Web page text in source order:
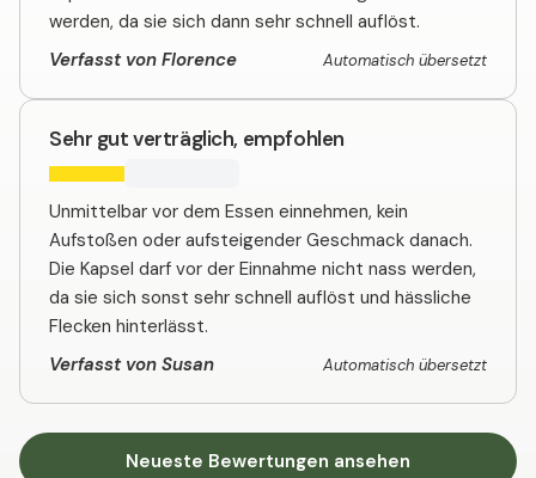
werden, da sie sich dann sehr schnell auflöst.
Verfasst von Florence
Automatisch übersetzt
Sehr gut verträglich, empfohlen
Unmittelbar vor dem Essen einnehmen, kein
Aufstoßen oder aufsteigender Geschmack danach.
Die Kapsel darf vor der Einnahme nicht nass werden,
da sie sich sonst sehr schnell auflöst und hässliche
Flecken hinterlässt.
Verfasst von Susan
Automatisch übersetzt
Neueste Bewertungen ansehen